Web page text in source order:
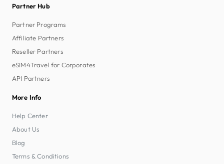
Partner Hub
Partner Programs
Affiliate Partners
Reseller Partners
eSIM4Travel for Corporates
API Partners
More Info
Help Center
About Us
Blog
Terms & Conditions